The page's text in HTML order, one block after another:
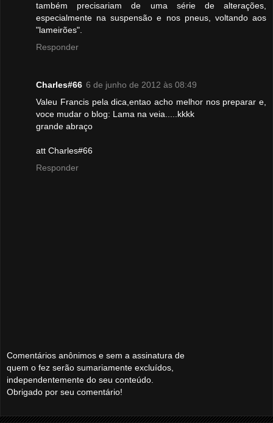
também precisariam de uma série de alterações,
especialmente na suspensão e nos pneus, voltando aos
"lameirões".
Responder
Charles#66 6 de junho de 2012 às 08:49
Valeu Francis pela dica,entao acho melhor nos preparar e,
voce mudar o blog: Lama na veia.....kkkk
grande abraço
att Charles#66
Responder
Comentários anônimos e sem a assinatura de
quem o fez serão sumariamente excluídos,
independentemente do seu conteúdo.
Obrigado por seu comentário!